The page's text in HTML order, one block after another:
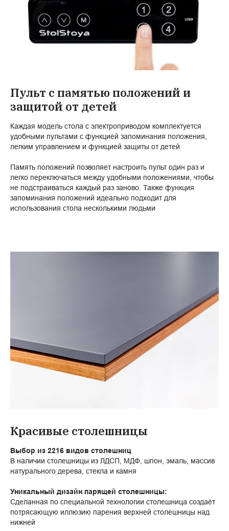
Пульт с памятью положений и
защитой от детей
Каждая модель стола с электроприводом комплектуется
удобными пультами с функцией запоминания положения,
легким управлением и функцией защиты от детей
Память положений позволяет настроить пульт один раз и
легко переключаться между удобными положениями, чтобы
не подстраиваться каждый раз заново. Также функция
запоминания положений идеально подходит для
использования стола несколькими людьми
Красивые столешницы
Выбор из 2216 видов столешниц
В наличии столешницы из ЛДСП, МДФ, шпон, эмаль, массив
натурального дерева, стекла и камня
Уникальный дизайн парящей столешницы:
Сделанная по специальной технологии столешница создаёт
потрясающую иллюзию парения верхней столешницы над
нижней